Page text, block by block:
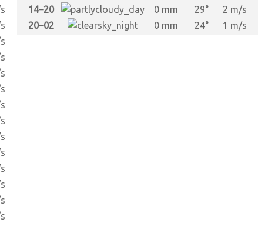
14–20
0 mm 29°
2 m/s
20–02
0 mm 24° 1 m/s